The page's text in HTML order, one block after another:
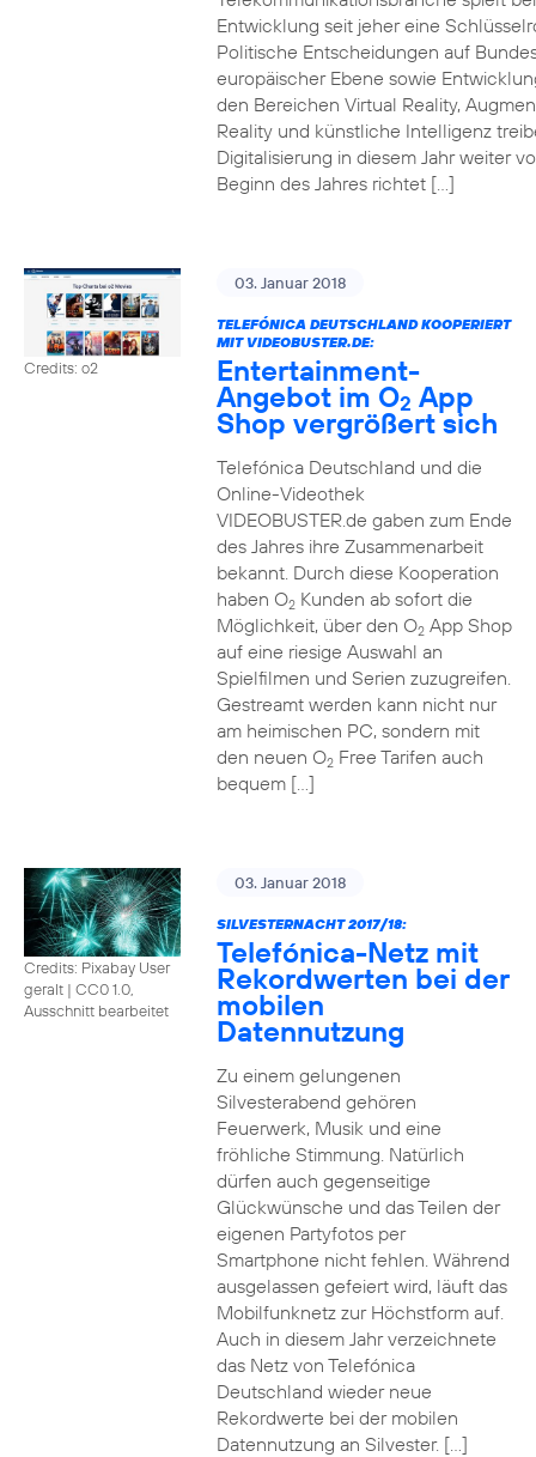
Entwicklung seit jeher eine
Politische Entscheidungen auf
europäischer Ebene sowie
den Bereichen Virtual Reality,
Reality und künstliche Intelligenz
Digitalisierung in diesem Jahr weiter
Beginn des Jahres richtet […]
Credits: o2
03. Januar 2018
TELEFÓNICA DEUTSCHLAND KOOPERIERT
MIT VIDEOBUSTER.DE:
Entertainment-
Angebot im O2 App
Shop vergrößert sich
Telefónica Deutschland und die
Online-Videothek
VIDEOBUSTER.de gaben zum Ende
des Jahres ihre Zusammenarbeit
bekannt. Durch diese Kooperation
haben O2Kunden ab sofort die
Möglichkeit, über den O2App Shop
auf eine riesige Auswahl an
Spielfilmen und Serien zuzugreifen.
Gestreamt werden kann nicht nur
am heimischen PC, sondern mit
den neuen O2Free Tarifen auch
bequem […]
Credits: Pixabay User
geralt | CC0 1.0,
Ausschnitt bearbeitet
03. Januar 2018
SILVESTERNACHT 2017/18:
Telefónica-Netz mit
Rekordwerten bei der
mobilen
Datennutzung
Zu einem gelungenen
Silvesterabend gehören
Feuerwerk, Musik und eine
fröhliche Stimmung. Natürlich
dürfen auch gegenseitige
Glückwünsche und das Teilen der
eigenen Partyfotos per
Smartphone nicht fehlen. Während
ausgelassen gefeiert wird, läuft das
Mobilfunknetz zur Höchstform auf.
Auch in diesem Jahr verzeichnete
das Netz von Telefónica
Deutschland wieder neue
Rekordwerte bei der mobilen
Datennutzung an Silvester. […]